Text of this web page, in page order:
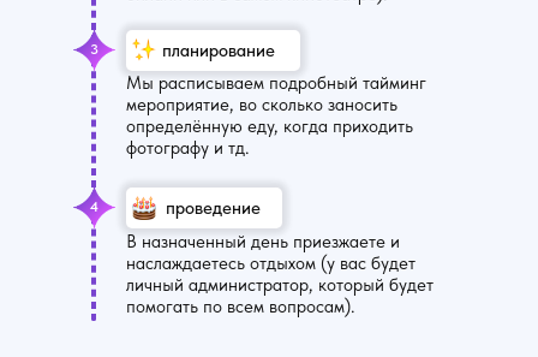
планирование
Мы расписываем подробный тайминг
мероприятие, во сколько заносить
определённую еду, когда приходить
фотографу и тд.
проведение
В назначенный день приезжаете и
наслаждаетесь отдыхом (у вас будет
личный администратор, который будет
помогать по всем вопросам).
3
4